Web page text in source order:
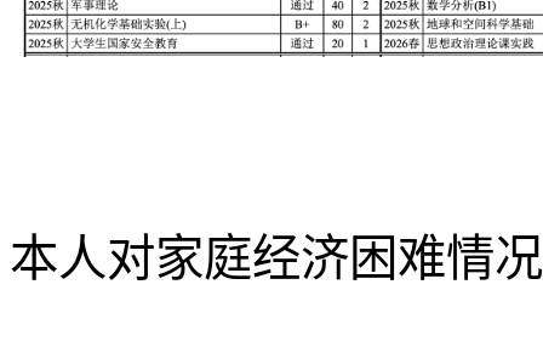
本人对家庭经济困难情